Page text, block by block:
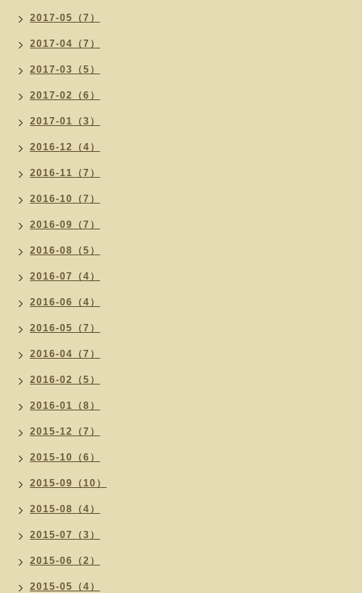
2017-05（7）
2017-04（7）
2017-03（5）
2017-02（6）
2017-01（3）
2016-12（4）
2016-11（7）
2016-10（7）
2016-09（7）
2016-08（5）
2016-07（4）
2016-06（4）
2016-05（7）
2016-04（7）
2016-02（5）
2016-01（8）
2015-12（7）
2015-10（6）
2015-09（10）
2015-08（4）
2015-07（3）
2015-06（2）
2015-05（4）